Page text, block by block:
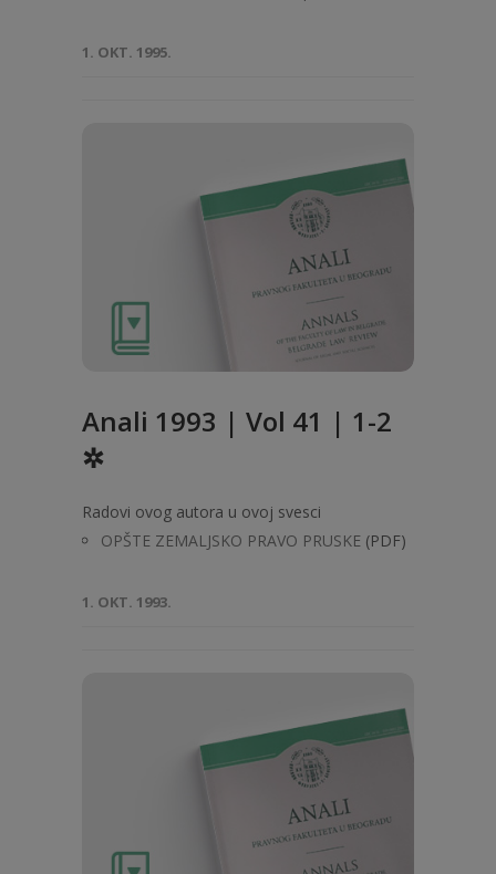
1. OKT. 1995.
Anali 1993 | Vol 41 | 1-2
✲
Radovi ovog autora u ovoj svesci
OPŠTE ZEMALJSKO PRAVO PRUSKE (PDF)
1. OKT. 1993.